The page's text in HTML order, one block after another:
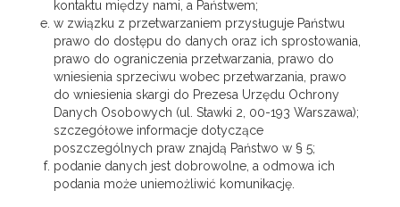
kontaktu między nami, a Państwem;
w związku z przetwarzaniem przysługuje Państwu
prawo do dostępu do danych oraz ich sprostowania,
prawo do ograniczenia przetwarzania, prawo do
wniesienia sprzeciwu wobec przetwarzania, prawo
do wniesienia skargi do Prezesa Urzędu Ochrony
Danych Osobowych (ul. Stawki 2, 00-193 Warszawa);
szczegółowe informacje dotyczące
poszczególnych praw znajdą Państwo w § 5;
podanie danych jest dobrowolne, a odmowa ich
podania może uniemożliwić komunikację.